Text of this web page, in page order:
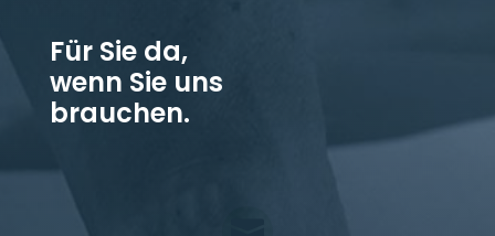
Für Sie da,
wenn Sie uns
brauchen.